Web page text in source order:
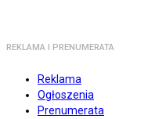
REKLAMA I PRENUMERATA
Reklama
Ogłoszenia
Prenumerata